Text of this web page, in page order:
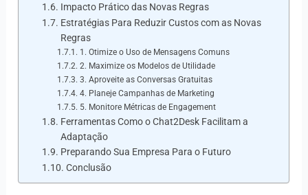
Impacto Prático das Novas Regras
Estratégias Para Reduzir Custos com as Novas
Regras
1. Otimize o Uso de Mensagens Comuns
2. Maximize os Modelos de Utilidade
3. Aproveite as Conversas Gratuitas
4. Planeje Campanhas de Marketing
5. Monitore Métricas de Engagement
Ferramentas Como o Chat2Desk Facilitam a
Adaptação
Preparando Sua Empresa Para o Futuro
Conclusão